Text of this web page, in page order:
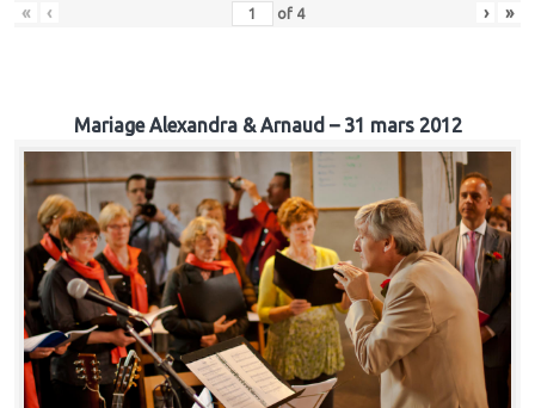
« ‹ of 4 › »
Mariage Alexandra & Arnaud – 31 mars 2012